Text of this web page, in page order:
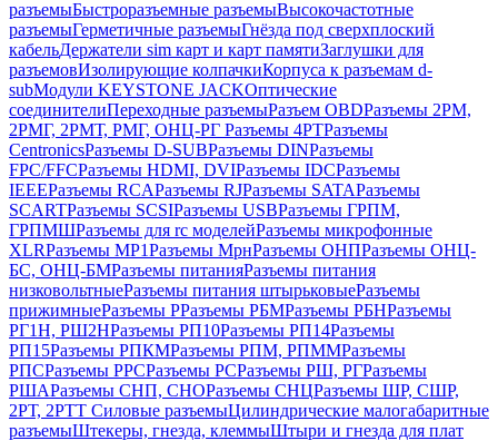
разъемыБыстроразъемные разъемыВысокочастотные
разъемыГерметичные разъемыГнёзда под сверхплоский
кабельДержатели sim карт и карт памятиЗаглушки для
разъемовИзолирующие колпачкиКорпуса к разъемам d-
subМодули KEYSTONE JACKОптические
соединителиПереходные разъемыРазъем OBDРазъемы 2РМ,
2РМГ, 2РМТ, РМГ, ОНЦ-РГ Разъемы 4РТРазъемы
CentronicsРазъемы D-SUBРазъемы DINРазъемы
FPC/FFCРазъемы HDMI, DVIРазъемы IDCРазъемы
IEEEРазъемы RCAРазъемы RJРазъемы SATAРазъемы
SCARTРазъемы SCSIРазъемы USBРазъемы ГРПM,
ГРПМШРазъемы для rc моделейРазъемы микрофонные
XLRРазъемы МР1Разъемы МрнРазъемы ОНПРазъемы ОНЦ-
БС, ОНЦ-БМРазъемы питанияРазъемы питания
низковольтныеРазъемы питания штырьковыеРазъемы
прижимныеРазъемы РРазъемы РБМРазъемы РБНРазъемы
РГ1Н, РШ2НРазъемы РП10Разъемы РП14Разъемы
РП15Разъемы РПКМРазъемы РПМ, РПММРазъемы
РПСРазъемы РРСРазъемы РСРазъемы РШ, РГРазъемы
РШАРазъемы СНП, СНОРазъемы СНЦРазъемы ШР, СШР,
2РТ, 2РТТ Силовые разъемыЦилиндрические малогабаритные
разъемыШтекеры, гнезда, клеммыШтыри и гнезда для плат